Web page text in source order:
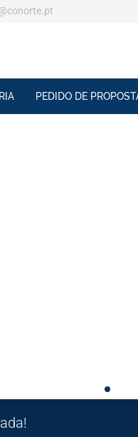
PEDIDO DE